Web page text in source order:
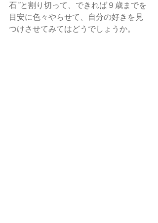
石”と割り切って、できれば９歳までを
目安に色々やらせて、自分の好きを見
つけさせてみてはどうでしょうか。